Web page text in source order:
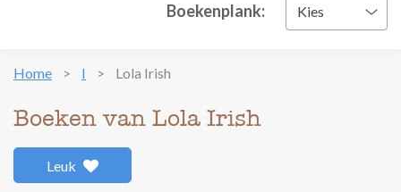
Boekenplank: Kies
Home I Lola Irish
Boeken van Lola Irish
Leuk